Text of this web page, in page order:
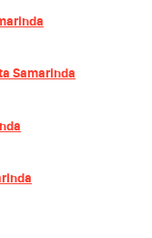
Samarinda